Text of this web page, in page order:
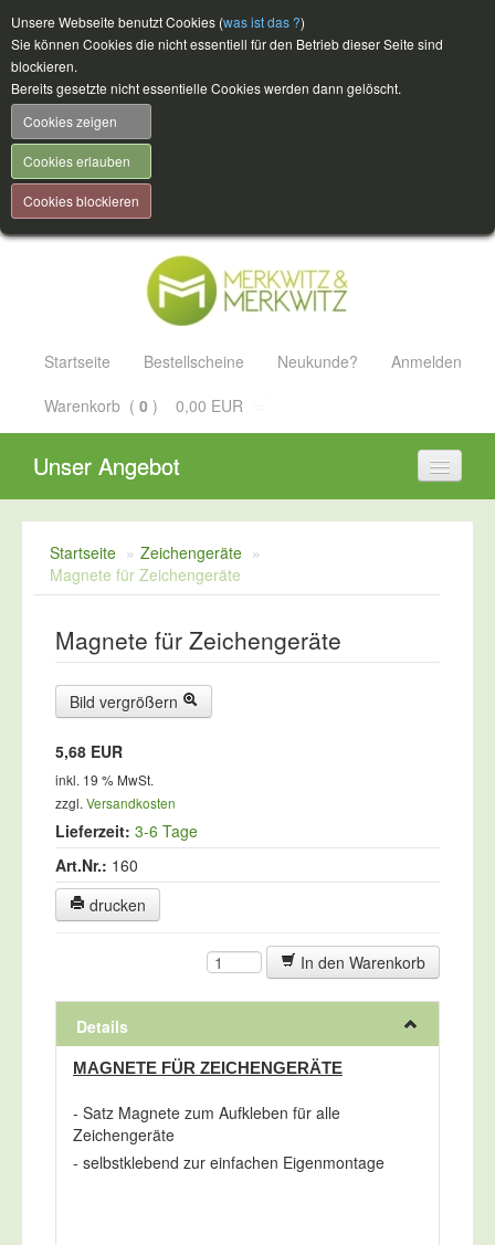
Unsere Webseite benutzt Cookies (was ist das ?)
Sie können Cookies die nicht essentiell für den Betrieb dieser Seite sind
blockieren.
Bereits gesetzte nicht essentielle Cookies werden dann gelöscht.
Cookies zeigen
Cookies erlauben
Cookies blockieren
Startseite Bestellscheine Neukunde?
Anmelden
Warenkorb ( 0 ) 0,00 EUR
Unser Angebot
Schulvordrucke
Tafelreinigung
Zeichengeräte
Startseite » Zeichengeräte »
Magnete für Zeichengeräte
Magnete für Zeichengeräte
Bild vergrößern
5,68 EUR
inkl. 19 % MwSt.
zzgl. Versandkosten
Lieferzeit: 3-6 Tage
Art.Nr.: 160
drucken
In den Warenkorb
Details
MAGNETE FÜR ZEICHENGERÄTE
- Satz Magnete zum Aufkleben für alle
Zeichengeräte
- selbstklebend zur einfachen Eigenmontage